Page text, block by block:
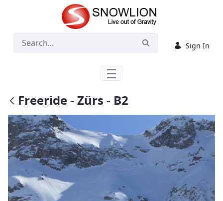
Skip to Main Content
Sign In
Freeride - Zürs - B2